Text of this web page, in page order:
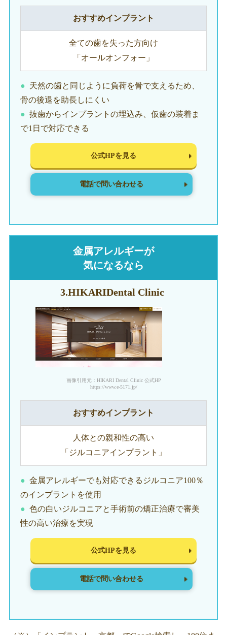
おすすめインプラント
全ての歯を失った方向け
「オールオンフォー」
天然の歯と同じように負荷を骨で支えるため、
骨の後退を助長しにくい
抜歯からインプラントの埋込み、仮歯の装着ま
で1日で対応できる
公式HPを見る
電話で問い合わせる
金属アレルギーが
気になるなら
3.HIKARIDental Clinic
画像引用元：HIKARI Dental Clinic 公式HP
https://www.e-5171.jp/
おすすめインプラント
人体との親和性の高い
「ジルコニアインプラント」
金属アレルギーでも対応できるジルコニア100％
のインプラントを使用
色の白いジルコニアと手術前の矯正治療で審美
性の高い治療を実現
公式HPを見る
電話で問い合わせる